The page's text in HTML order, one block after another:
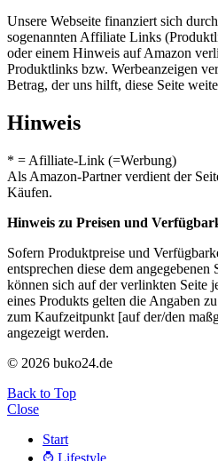
Unsere Webseite finanziert sich
sogenannten Affiliate Links
oder einem Hinweis auf Amazon
Produktlinks bzw. Werbeanzeigen
Betrag, der uns hilft, diese Seite
Hinweis
* = Afilliate-Link (=Werbung)
Als Amazon-Partner verdient der
Käufen.
Hinweis zu Preisen und
Sofern Produktpreise und
entsprechen diese dem
können sich auf der verlinkten Seite
eines Produkts gelten die Angaben
zum Kaufzeitpunkt [auf der/den
angezeigt werden.
© 2026 buko24.de
Back to Top
Close
Start
⌚️ Lifestyle